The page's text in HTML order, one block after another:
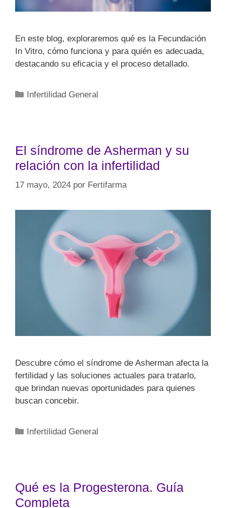
En este blog, exploraremos qué es la Fecundación
In Vitro, cómo funciona y para quién es adecuada,
destacando su eficacia y el proceso detallado.
Infertilidad General
El síndrome de Asherman y su
relación con la infertilidad
17 mayo, 2024 por Fertifarma
Descubre cómo el síndrome de Asherman afecta la
fertilidad y las soluciones actuales para tratarlo,
que brindan nuevas oportunidades para quienes
buscan concebir.
Infertilidad General
Qué es la Progesterona. Guía
Completa